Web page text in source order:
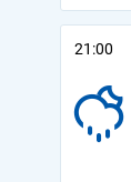
21:00